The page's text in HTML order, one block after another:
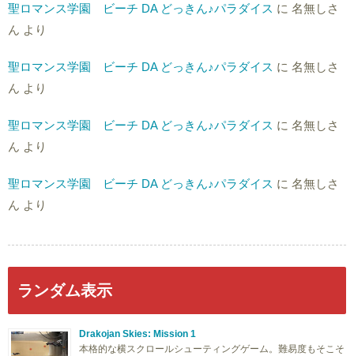
聖ロマンス学園 ビーチ DA どっきん♪パラダイス に 名無しさ
ん より
聖ロマンス学園 ビーチ DA どっきん♪パラダイス に 名無しさ
ん より
聖ロマンス学園 ビーチ DA どっきん♪パラダイス に 名無しさ
ん より
聖ロマンス学園 ビーチ DA どっきん♪パラダイス に 名無しさ
ん より
ランダム表示
Drakojan Skies: Mission 1
本格的な横スクロールシューティングゲーム。難易度もそこそ